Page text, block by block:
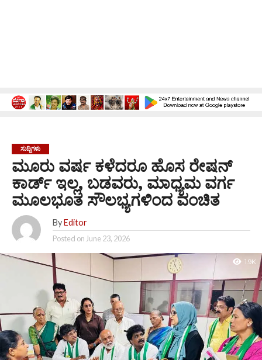
ಸುದ್ದಿಗಳು
ಮೂರು ವರ್ಷ ಕಳೆದರೂ ಹೊಸ ರೇಷನ್
ಕಾರ್ಡ್ ಇಲ್ಲ, ಬಡವರು, ಮಾಧ್ಯಮ ವರ್ಗ
ಮೂಲಭೂತ ಸೌಲಭ್ಯಗಳಿಂದ ವಂಚಿತ
By Editor
Posted onJune 23, 2026
1.9K